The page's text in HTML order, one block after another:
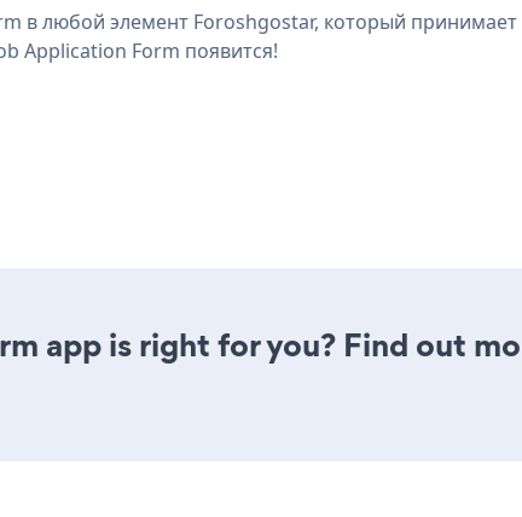
в любой элемент Foroshgostar, который
Application Form появится!
app is right for you? Find out